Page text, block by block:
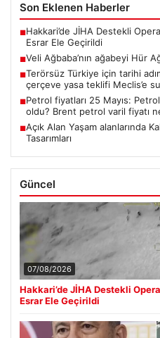
Son Eklenen Haberler
■Hakkari’de JİHA Destekli
Esrar Ele Geçirildi
■Veli Ağbaba’nın ağabeyi Hür
■Terörsüz Türkiye için tarihi
çerçeve yasa teklifi Meclis’e
■Petrol fiyatları 25 Mayıs:
oldu? Brent petrol varil fiyatı
■Açık Alan Yaşam alanlarında
Tasarımları
Güncel
07/08/2026
Hakkari’de JİHA Destekli
Esrar Ele Geçirildi